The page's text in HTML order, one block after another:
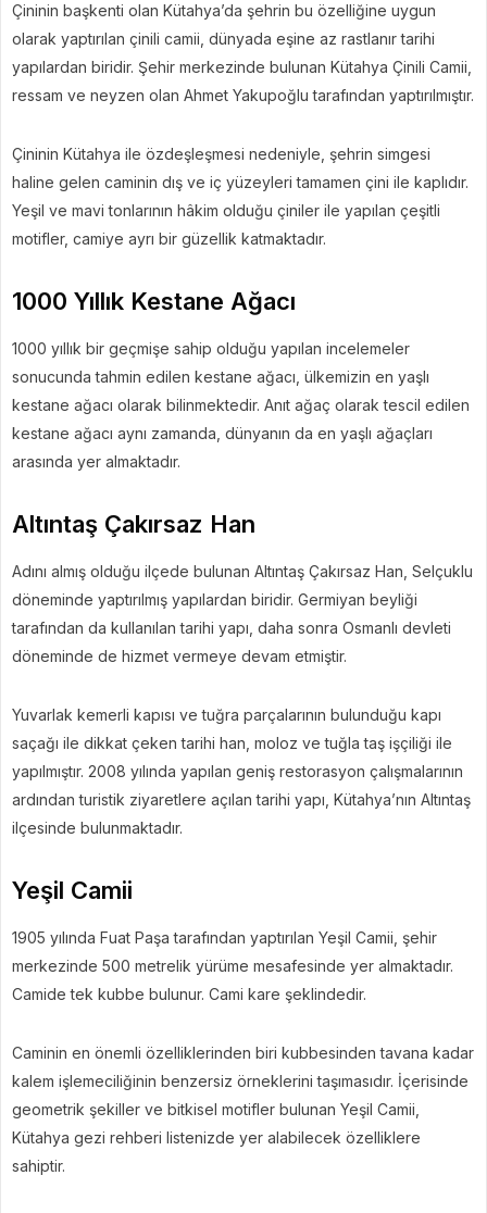
Çininin başkenti olan Kütahya’da şehrin bu özelliğine uygun
olarak yaptırılan çinili camii, dünyada eşine az rastlanır tarihi
yapılardan biridir. Şehir merkezinde bulunan Kütahya Çinili Camii,
ressam ve neyzen olan Ahmet Yakupoğlu tarafından yaptırılmıştır.
Çininin Kütahya ile özdeşleşmesi nedeniyle, şehrin simgesi
haline gelen caminin dış ve iç yüzeyleri tamamen çini ile kaplıdır.
Yeşil ve mavi tonlarının hâkim olduğu çiniler ile yapılan çeşitli
motifler, camiye ayrı bir güzellik katmaktadır.
1000 Yıllık Kestane Ağacı
1000 yıllık bir geçmişe sahip olduğu yapılan incelemeler
sonucunda tahmin edilen kestane ağacı, ülkemizin en yaşlı
kestane ağacı olarak bilinmektedir. Anıt ağaç olarak tescil edilen
kestane ağacı aynı zamanda, dünyanın da en yaşlı ağaçları
arasında yer almaktadır.
Altıntaş Çakırsaz Han
Adını almış olduğu ilçede bulunan Altıntaş Çakırsaz Han, Selçuklu
döneminde yaptırılmış yapılardan biridir. Germiyan beyliği
tarafından da kullanılan tarihi yapı, daha sonra Osmanlı devleti
döneminde de hizmet vermeye devam etmiştir.
Yuvarlak kemerli kapısı ve tuğra parçalarının bulunduğu kapı
saçağı ile dikkat çeken tarihi han, moloz ve tuğla taş işçiliği ile
yapılmıştır. 2008 yılında yapılan geniş restorasyon çalışmalarının
ardından turistik ziyaretlere açılan tarihi yapı, Kütahya’nın Altıntaş
ilçesinde bulunmaktadır.
Yeşil Camii
1905 yılında Fuat Paşa tarafından yaptırılan Yeşil Camii, şehir
merkezinde 500 metrelik yürüme mesafesinde yer almaktadır.
Camide tek kubbe bulunur. Cami kare şeklindedir.
Caminin en önemli özelliklerinden biri kubbesinden tavana kadar
kalem işlemeciliğinin benzersiz örneklerini taşımasıdır. İçerisinde
geometrik şekiller ve bitkisel motifler bulunan Yeşil Camii,
Kütahya gezi rehberi listenizde yer alabilecek özelliklere
sahiptir.